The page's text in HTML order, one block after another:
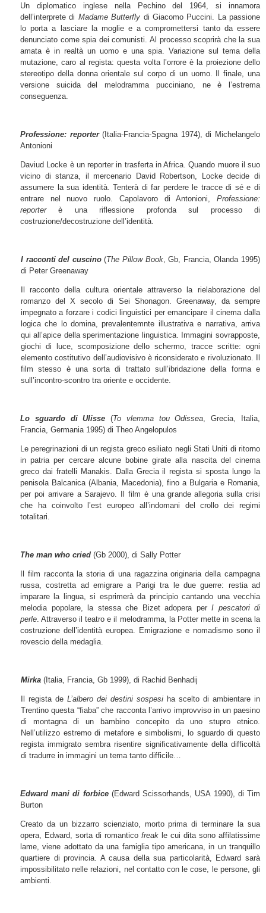
Un diplomatico inglese nella Pechino del 1964, si innamora
dell’interprete di Madame Butterfly di Giacomo Puccini. La passione
lo porta a lasciare la moglie e a compromettersi tanto da essere
denunciato come spia dei comunisti. Al processo scoprirà che la sua
amata è in realtà un uomo e una spia. Variazione sul tema della
mutazione, caro al regista: questa volta l’orrore è la proiezione dello
stereotipo della donna orientale sul corpo di un uomo. Il finale, una
versione suicida del melodramma pucciniano, ne è l’estrema
conseguenza.
Professione: reporter(Italia-Francia-Spagna 1974), di Michelangelo
Antonioni
Daviud Locke è un reporter in trasferta in Africa. Quando muore il suo
vicino di stanza, il mercenario David Robertson, Locke decide di
assumere la sua identità. Tenterà di far perdere le tracce di sé e di
entrare nel nuovo ruolo. Capolavoro di Antonioni, Professione:
reporterè una riflessione profonda sul processo di
costruzione/decostruzione dell’identità.
I racconti del cuscino(The Pillow Book, Gb, Francia, Olanda 1995)
di Peter Greenaway
Il racconto della cultura orientale attraverso la rielaborazione del
romanzo del X secolo di Sei Shonagon. Greenaway, da sempre
impegnato a forzare i codici linguistici per emancipare il cinema dalla
logica che lo domina, prevalentemnte illustrativa e narrativa, arriva
qui all’apice della sperimentazione linguistica. Immagini sovrapposte,
giochi di luce, scomposizione dello schermo, tracce scritte: ogni
elemento costitutivo dell’audiovisivo è riconsiderato e rivoluzionato. Il
film stesso è una sorta di trattato sull’ibridazione della forma e
sull’incontro-scontro tra oriente e occidente.
Lo sguardo di Ulisse (To vlemma tou Odissea , Grecia, Italia,
Francia, Germania 1995) di Theo Angelopulos
Le peregrinazioni di un regista greco esiliato negli Stati Uniti di ritorno
in patria per cercare alcune bobine girate alla nascita del cinema
greco dai fratelli Manakis. Dalla Grecia il regista si sposta lungo la
penisola Balcanica (Albania, Macedonia), fino a Bulgaria e Romania,
per poi arrivare a Sarajevo. Il film è una grande allegoria sulla crisi
che ha coinvolto l’est europeo all’indomani del crollo dei regimi
totalitari.
The man who cried (Gb 2000), di Sally Potter
Il film racconta la storia di una ragazzina originaria della campagna
russa, costretta ad emigrare a Parigi tra le due guerre: restia ad
imparare la lingua, si esprimerà da principio cantando una vecchia
melodia popolare, la stessa che Bizet adopera per I pescatori di
perle . Attraverso il teatro e il melodramma, la Potter mette in scena la
costruzione dell’identità europea. Emigrazione e nomadismo sono il
rovescio della medaglia.
Mirka (Italia, Francia, Gb 1999), di Rachid Benhadij
Il regista de L’albero dei destini sospesiha scelto di ambientare in
Trentino questa “fiaba” che racconta l’arrivo improvviso in un paesino
di montagna di un bambino concepito da uno stupro etnico.
Nell’utilizzo estremo di metafore e simbolismi, lo sguardo di questo
regista immigrato sembra risentire significativamente della difficoltà
di tradurre in immagini un tema tanto difficile…
Edward mani di forbice(Edward Scissorhands, USA 1990), di Tim
Burton
Creato da un bizzarro scienziato, morto prima di terminare la sua
opera, Edward, sorta di romantico freak le cui dita sono affilatissime
lame, viene adottato da una famiglia tipo americana, in un tranquillo
quartiere di provincia. A causa della sua particolarità, Edward sarà
impossibilitato nelle relazioni, nel contatto con le cose, le persone, gli
ambienti.